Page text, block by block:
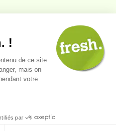
!
de ce site
mais on
votre
par